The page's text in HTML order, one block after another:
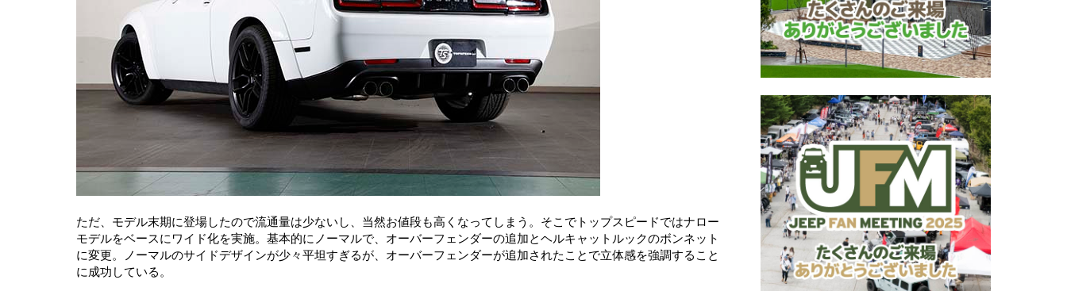
ただ、モデル末期に登場したので流通量は少ないし、当然お値段も高くなってしまう。そこでトップスピードではナロー
モデルをベースにワイド化を実施。基本的にノーマルで、オーバーフェンダーの追加とヘルキャットルックのボンネット
に変更。ノーマルのサイドデザインが少々平坦すぎるが、オーバーフェンダーが追加されたことで立体感を強調すること
に成功している。